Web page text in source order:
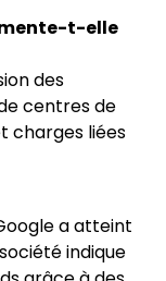
t-elle
des
centres de
charges liées
a atteint
indique